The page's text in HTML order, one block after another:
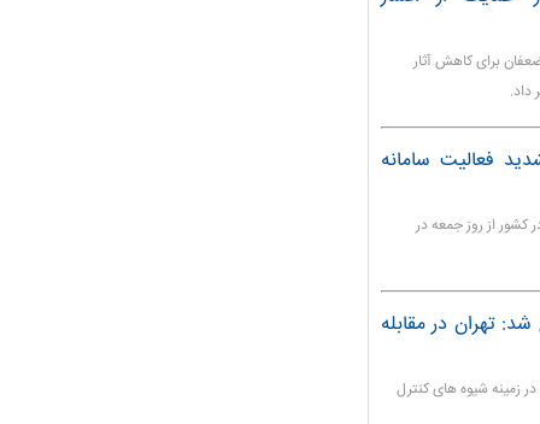
بنیاد مستضعفان برای کاهش آثار
داد.
فعالیت سامانه
از روز جمعه در
تهران در مقابله
در زمینه شیوه های کنترل